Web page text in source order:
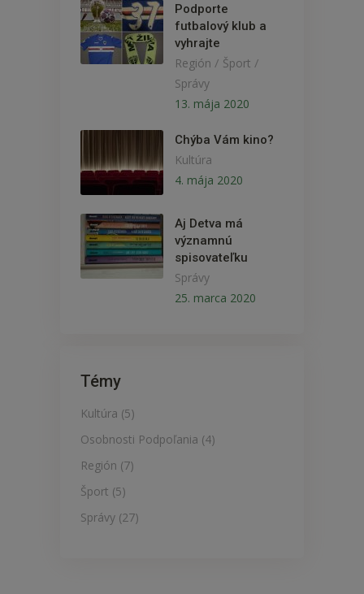
Podporte
futbalový klub a
vyhrajte
Región / Šport /
Správy
13. mája 2020
Chýba Vám kino?
Kultúra
4. mája 2020
Aj Detva má
významnú
spisovateľku
Správy
25. marca 2020
Témy
Kultúra (5)
Osobnosti Podpoľania (4)
Región (7)
Šport (5)
Správy (27)